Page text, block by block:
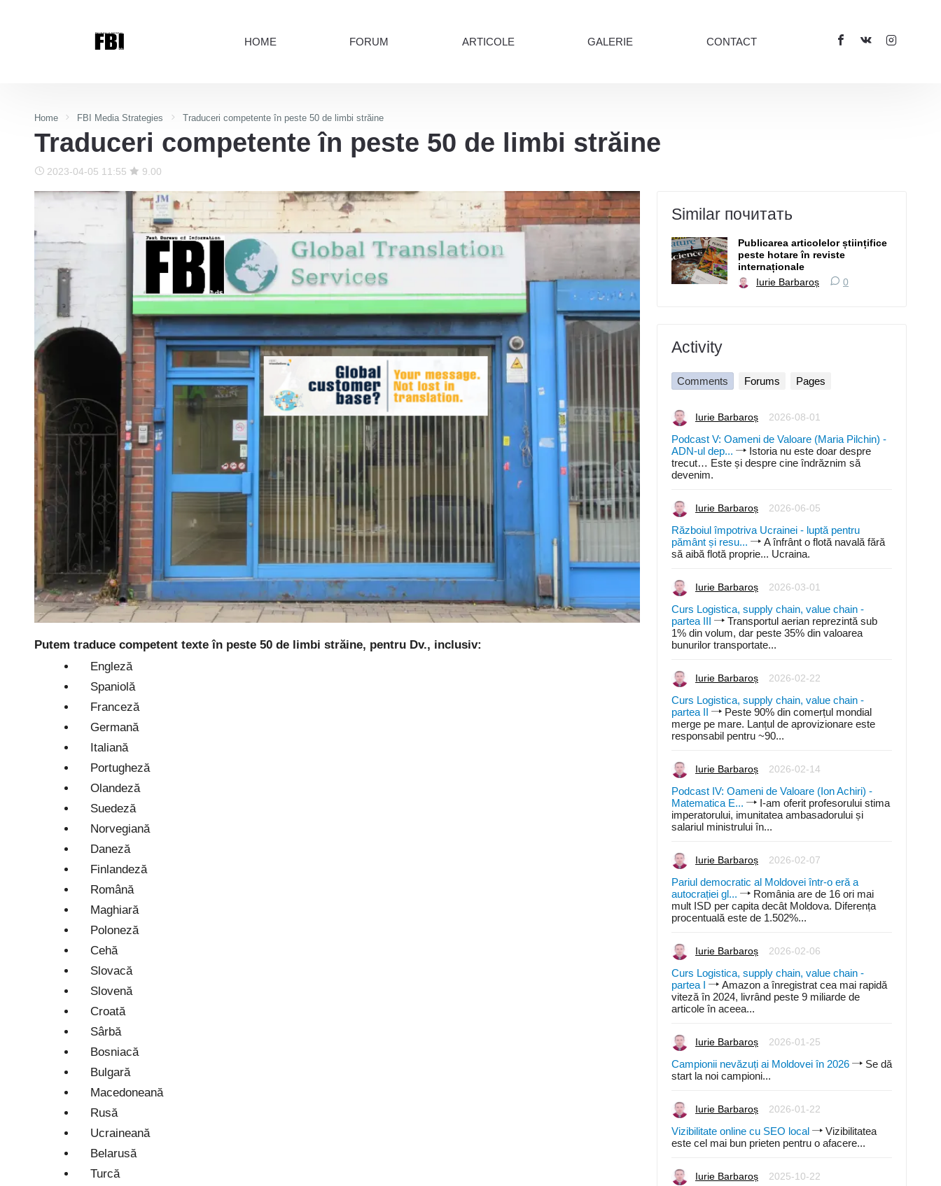
HOME FORUM ARTICOLE GALERIE CONTACT
Home FBI Media Strategies Traduceri competente în peste 50 de limbi străine
Traduceri competente în peste 50 de limbi străine
2023-04-05 11:55 9.00
Putem traduce competent texte în peste 50 de limbi străine, pentru Dv., inclusiv:
Engleză
Spaniolă
Franceză
Germană
Italiană
Portugheză
Olandeză
Suedeză
Norvegiană
Daneză
Finlandeză
Română
Maghiară
Poloneză
Cehă
Slovacă
Slovenă
Croată
Sârbă
Bosniacă
Bulgară
Macedoneană
Rusă
Ucraineană
Belarusă
Turcă
Similar почитать
Publicarea articolelor științifice
peste hotare în reviste
internaționale
Iurie Barbaroș
0
Activity
Comments Forums Pages
Iurie Barbaroș 2026-08-01
Podcast V: Oameni de Valoare (Maria Pilchin) -
ADN-ul dep...
Istoria nu este doar despre
trecut… Este și despre cine îndrăznim să
devenim.
Iurie Barbaroș 2026-06-05
Războiul împotriva Ucrainei - luptă pentru
pământ și resu...
A înfrânt o flotă navală fără
să aibă flotă proprie... Ucraina.
Iurie Barbaroș 2026-03-01
Curs Logistica, supply chain, value chain -
partea III
Transportul aerian reprezintă sub
1% din volum, dar peste 35% din valoarea
bunurilor transportate...
Iurie Barbaroș 2026-02-22
Curs Logistica, supply chain, value chain -
partea II
Peste 90% din comerțul mondial
merge pe mare. Lanțul de aprovizionare este
responsabil pentru ~90...
Iurie Barbaroș 2026-02-14
Podcast IV: Oameni de Valoare (Ion Achiri) -
Matematica E...
I-am oferit profesorului stima
imperatorului, imunitatea ambasadorului și
salariul ministrului în...
Iurie Barbaroș 2026-02-07
Pariul democratic al Moldovei într-o eră a
autocrației gl...
România are de 16 ori mai
mult ISD per capita decât Moldova. Diferența
procentuală este de 1.502%...
Iurie Barbaroș 2026-02-06
Curs Logistica, supply chain, value chain -
partea I
Amazon a înregistrat cea mai rapidă
viteză în 2024, livrând peste 9 miliarde de
articole în aceea...
Iurie Barbaroș 2026-01-25
Campionii nevăzuți ai Moldovei în 2026
Se dă
start la noi campioni...
Iurie Barbaroș 2026-01-22
Vizibilitate online cu SEO local
Vizibilitatea
este cel mai bun prieten pentru o afacere...
Iurie Barbaroș 2025-10-22